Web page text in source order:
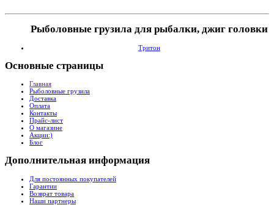
Рыболовные грузила для рыбалки, джиг головки
Тритон
Основные страницы
Главная
Рыболовные грузила
Доставка
Оплата
Контакты
Прайс-лист
О магазине
Акции:)
Блог
Дополнительная информация
Для постоянных покупателей
Гарантии
Возврат товара
Наши партнеры